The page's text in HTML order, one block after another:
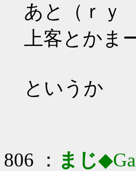
あと（ｒｙ
上客とかま
というか
806 ： まじ